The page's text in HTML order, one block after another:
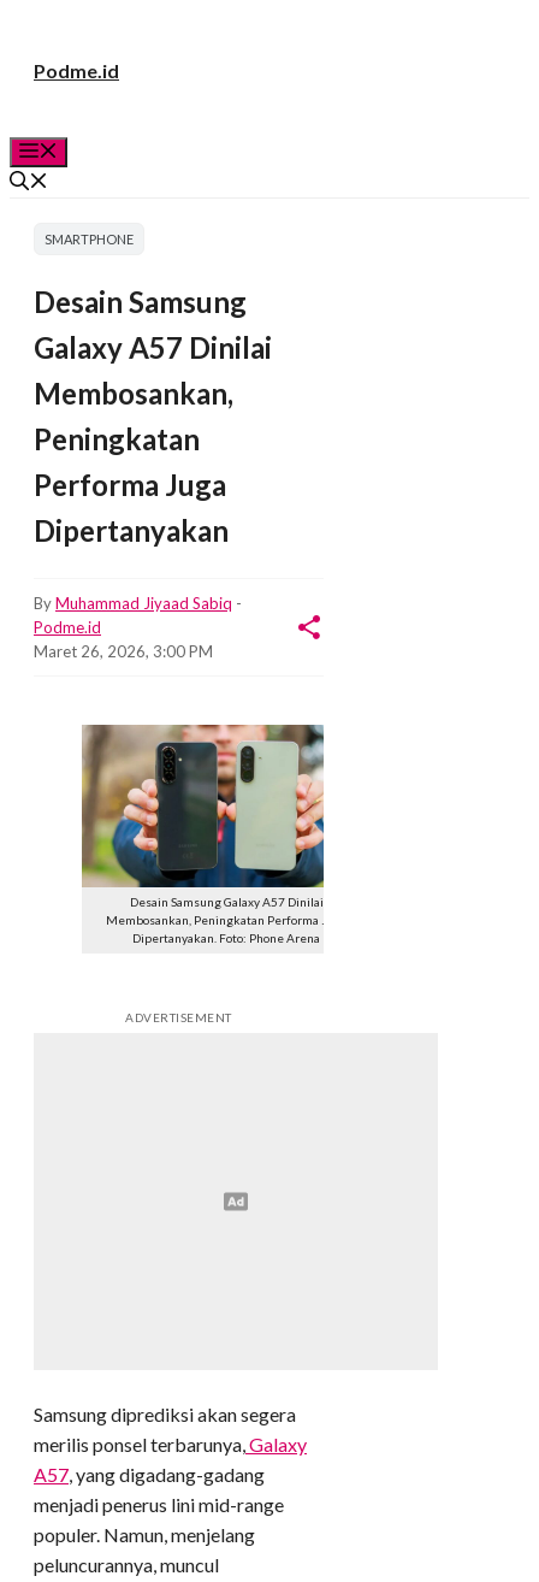
Podme.id
SMARTPHONE
Desain Samsung
Galaxy A57 Dinilai
Membosankan,
Peningkatan
Performa Juga
Dipertanyakan
ByMuhammad Jiyaad Sabiq -
Podme.id
Maret 26, 2026, 3:00 PM
Desain Samsung Galaxy A57 Dinilai
Membosankan, Peningkatan Performa Juga
Dipertanyakan. Foto: Phone Arena
ADVERTISEMENT
Samsung diprediksi akan segera
merilis ponsel terbarunya,Galaxy
A57, yang digadang-gadang
menjadi penerus lini mid-range
populer. Namun, menjelang
peluncurannya, muncul